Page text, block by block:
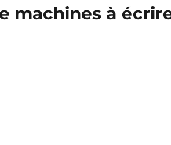
machines à